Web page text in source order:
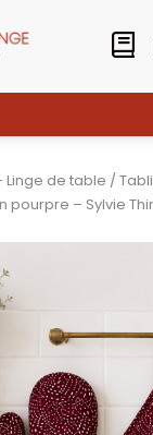
Linge de table /
pourpre – Sylvie